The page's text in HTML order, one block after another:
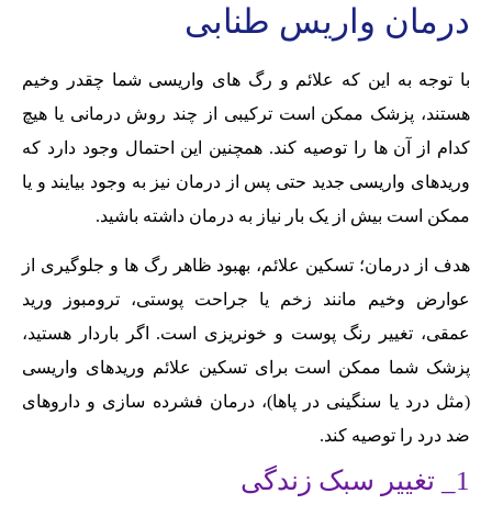
درمان واریس طنابی
با توجه به این که علائم و رگ های واریسی شما چقدر وخیم
هستند، پزشک ممکن است ترکیبی از چند روش درمانی یا هیچ
کدام از آن ها را توصیه کند. همچنین این احتمال وجود دارد که
وریدهای واریسی جدید حتی پس از درمان نیز به وجود بیایند و یا
ممکن است بیش از یک بار نیاز به درمان داشته باشید.
هدف از درمان؛ تسکین علائم، بهبود ظاهر رگ ها و جلوگیری از
عوارض وخیم مانند زخم یا جراحت پوستی، ترومبوز ورید
عمقی، تغییر رنگ پوست و خونریزی است. اگر باردار هستید،
پزشک شما ممکن است برای تسکین علائم وریدهای واریسی
(مثل درد یا سنگینی در پاها)، درمان فشرده سازی و داروهای
ضد درد را توصیه کند.
1_ تغییر سبک زندگی